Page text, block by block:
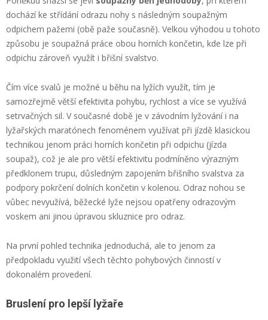
dochází ke střídání odrazu nohy s následným soupažným
odpichem pažemi (obě paže současně). Velkou výhodou u tohoto
způsobu je soupažná práce obou horních končetin, kde lze při
odpichu zároveň využít i břišní svalstvo.
Čím více svalů je možné u běhu na lyžích využít, tím je
samozřejmě větší efektivita pohybu, rychlost a více se využívá
setrvačných sil. V současné době je v závodním lyžování i na
lyžařských maratónech fenoménem využívat při jízdě klasickou
technikou jenom práci horních končetin při odpichu (jízda
soupaž), což je ale pro větší efektivitu podmíněno výrazným
předklonem trupu, důsledným zapojením břišního svalstva za
podpory pokrčení dolních končetin v kolenou. Odraz nohou se
vůbec nevyužívá, běžecké lyže nejsou opatřeny odrazovým
voskem ani jinou úpravou skluznice pro odraz.
Na první pohled technika jednoduchá, ale to jenom za
předpokladu využití všech těchto pohybových činností v
dokonalém provedení.
Bruslení pro lepší lyžaře